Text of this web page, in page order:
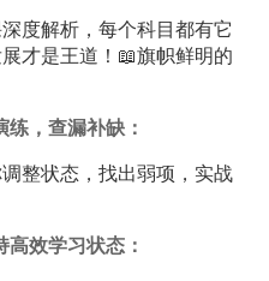
度解析，每个科目都有它
才是王道！📖旗帜鲜明的
练，查漏补缺：
整状态，找出弱项，实战
高效学习状态：